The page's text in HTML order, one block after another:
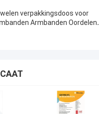
verpakkingsdoos voor
Armbanden Oordelen